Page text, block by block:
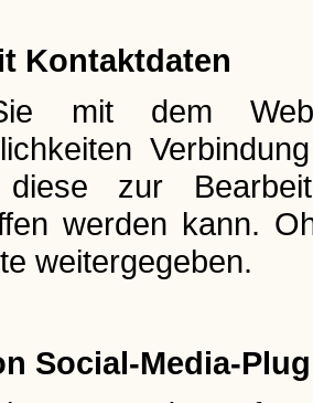
Kontaktdaten
mit dem
zur
werden kann.
weitergegeben.
Social-Media-